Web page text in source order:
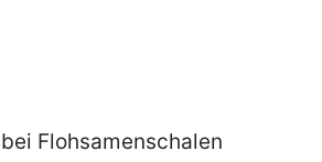
Flohsamenschalen